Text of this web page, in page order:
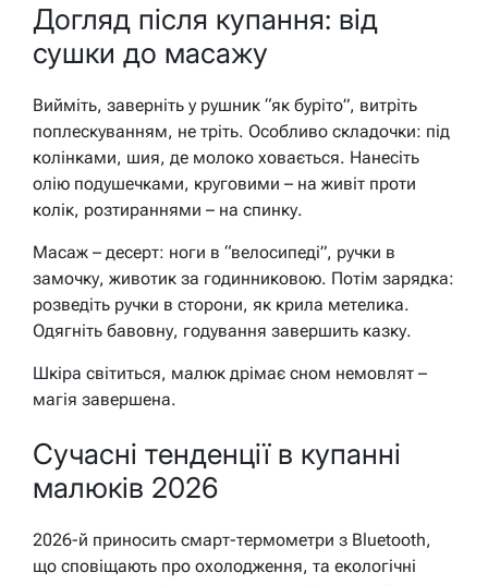
Догляд після купання: від
сушки до масажу
Вийміть, заверніть у рушник “як буріто”, витріть
поплескуванням, не тріть. Особливо складочки: під
колінками, шия, де молоко ховається. Нанесіть
олію подушечками, круговими – на живіт проти
колік, розтираннями – на спинку.
Масаж – десерт: ноги в “велосипеді”, ручки в
замочку, животик за годинниковою. Потім зарядка:
розведіть ручки в сторони, як крила метелика.
Одягніть бавовну, годування завершить казку.
Шкіра світиться, малюк дрімає сном немовлят –
магія завершена.
Сучасні тенденції в купанні
малюків 2026
2026-й приносить смарт-термометри з Bluetooth,
що сповіщають про охолодження, та екологічні